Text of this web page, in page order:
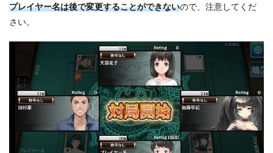
プレイヤー名は後で変更することができないので、注意してくだ
さい。